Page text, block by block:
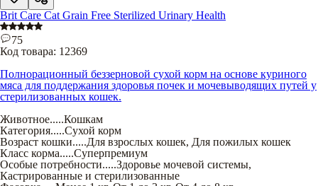
Brit Care Cat Grain Free Sterilized Urinary Health
75
Код товара: 12369
Полнорационный беззерновой сухой корм на основе куриного
мяса для поддержания здоровья почек и мочевыводящих путей у
стерилизованных кошек.
Животное.....Кошкам
Категория.....Сухой корм
Возраст кошки.....Для взрослых кошек, Для пожилых кошек
Класс корма.....Суперпремиум
Особые потребности.....Здоровье мочевой системы,
Кастрированные и стерилизованные